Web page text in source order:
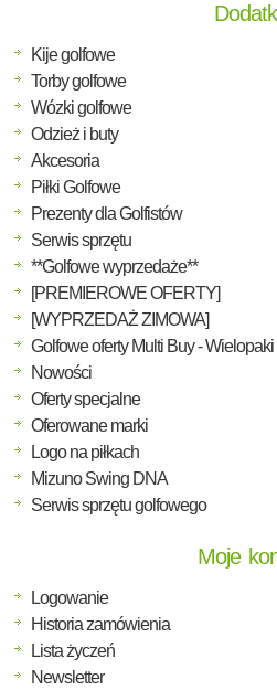
Kije golfowe
Torby golfowe
Wózki golfowe
Odzież i buty
Akcesoria
Piłki Golfowe
Prezenty dla Golfistów
Serwis sprzętu
**Golfowe wyprzedaże**
[PREMIEROWE OFERTY]
[WYPRZEDAŻ ZIMOWA]
Golfowe oferty Multi Buy - Wielopaki
Nowości
Oferty specjalne
Oferowane marki
Logo na piłkach
Mizuno Swing DNA
Serwis sprzętu golfowego
Moje
Logowanie
Historia zamówienia
Lista życzeń
Newsletter